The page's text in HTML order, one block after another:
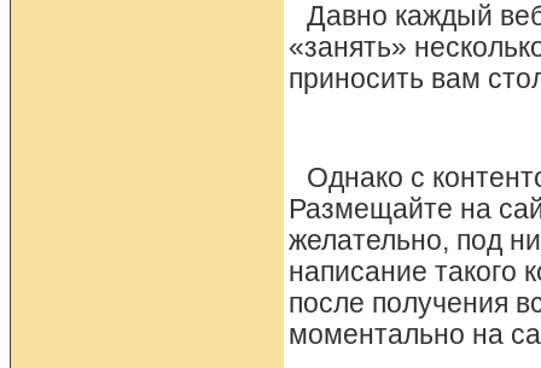
Давно каждый
«занять»
приносить вам
Однако с
Размещайте на
желательно, под
написание такого
после получения
моментально на